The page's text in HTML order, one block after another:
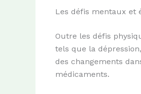
Les défis mentaux et
Outre les défis
tels que la
des changements
médicaments.